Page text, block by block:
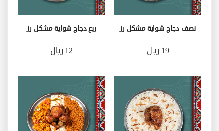
نصف دجاج شواية مشكل رز
19 ريال
ربع دجاج شواية مشكل رز
12 ريال